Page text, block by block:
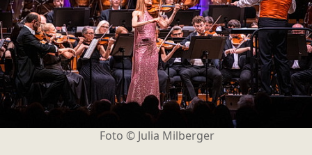
Foto © Julia Milberger